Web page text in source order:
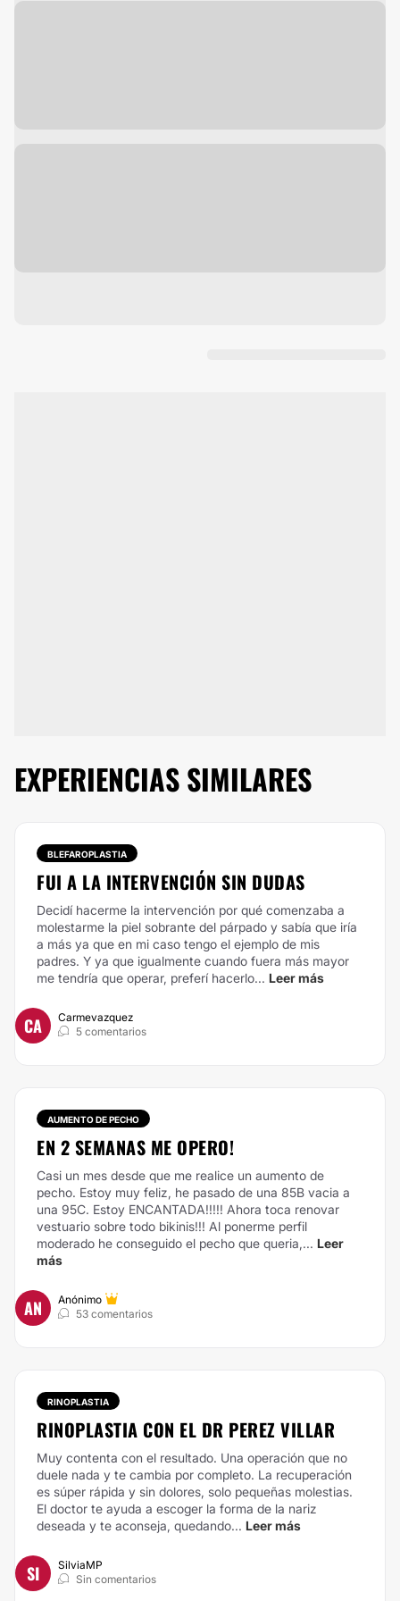
EXPERIENCIAS SIMILARES
BLEFAROPLASTIA
FUI A LA INTERVENCIÓN SIN DUDAS
Decidí hacerme la intervención por qué comenzaba a
molestarme la piel sobrante del párpado y sabía que iría
a más ya que en mi caso tengo el ejemplo de mis
padres. Y ya que igualmente cuando fuera más mayor
me tendría que operar, preferí hacerlo... Leer más
CA
Carmevazquez
5 comentarios
AUMENTO DE PECHO
EN 2 SEMANAS ME OPERO!
Casi un mes desde que me realice un aumento de
pecho. Estoy muy feliz, he pasado de una 85B vacia a
una 95C. Estoy ENCANTADA!!!!! Ahora toca renovar
vestuario sobre todo bikinis!!! Al ponerme perfil
moderado he conseguido el pecho que queria,... Leer
más
AN
Anónimo
53 comentarios
RINOPLASTIA
RINOPLASTIA CON EL DR PEREZ VILLAR
Muy contenta con el resultado. Una operación que no
duele nada y te cambia por completo. La recuperación
es súper rápida y sin dolores, solo pequeñas molestias.
El doctor te ayuda a escoger la forma de la nariz
deseada y te aconseja, quedando... Leer más
SI
SilviaMP
Sin comentarios